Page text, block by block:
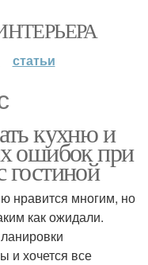
статьи
кухню и
ошибок при
гостиной
нравится многим, но
как ожидали.
и хочется все